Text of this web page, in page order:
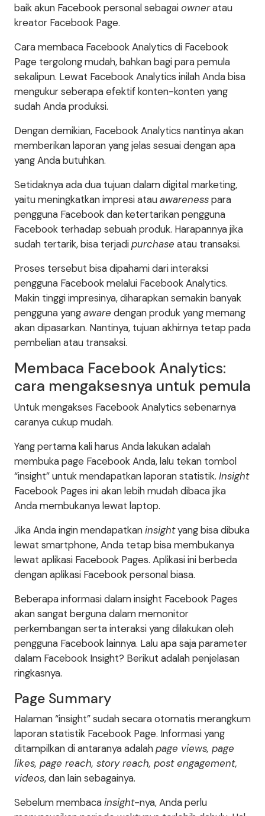
baik akun Facebook personal sebagaiowneratau
kreator Facebook Page.
Cara membaca Facebook Analytics di Facebook
Page tergolong mudah, bahkan bagi para pemula
sekalipun. Lewat Facebook Analytics inilah Anda bisa
mengukur seberapa efektif konten-konten yang
sudah Anda produksi.
Dengan demikian, Facebook Analytics nantinya akan
memberikan laporan yang jelas sesuai dengan apa
yang Anda butuhkan.
Setidaknya ada dua tujuan dalam digital marketing,
yaitu meningkatkan impresi atauawarenesspara
pengguna Facebook dan ketertarikan pengguna
Facebook terhadap sebuah produk. Harapannya jika
sudah tertarik, bisa terjadipurchase atau transaksi.
Proses tersebut bisa dipahami dari interaksi
pengguna Facebook melalui Facebook Analytics.
Makin tinggi impresinya, diharapkan semakin banyak
pengguna yangaware dengan produk yang memang
akan dipasarkan. Nantinya, tujuan akhirnya tetap pada
pembelian atau transaksi.
Membaca Facebook Analytics:
cara mengaksesnya untuk pemula
Untuk mengakses Facebook Analytics sebenarnya
caranya cukup mudah.
Yang pertama kali harus Anda lakukan adalah
membuka page Facebook Anda, lalu tekan tombol
“insight” untuk mendapatkan laporan statistik. Insight
Facebook Pages ini akan lebih mudah dibaca jika
Anda membukanya lewat laptop.
Jika Anda ingin mendapatkaninsightyang bisa dibuka
lewat smartphone, Anda tetap bisa membukanya
lewat aplikasi Facebook Pages. Aplikasi ini berbeda
dengan aplikasi Facebook personal biasa.
Beberapa informasi dalam insight Facebook Pages
akan sangat berguna dalam memonitor
perkembangan serta interaksi yang dilakukan oleh
pengguna Facebook lainnya. Lalu apa saja parameter
dalam Facebook Insight? Berikut adalah penjelasan
ringkasnya.
Page Summary
Halaman “insight” sudah secara otomatis merangkum
laporan statistik Facebook Page. Informasi yang
ditampilkan di antaranya adalahpage views, page
likes, page reach, story reach, post engagement,
videos, dan lain sebagainya.
Sebelum membacainsight-nya, Anda perlu